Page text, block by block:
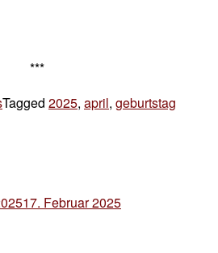
***
Tagged 2025, april, geburtstag
17. Februar 2025